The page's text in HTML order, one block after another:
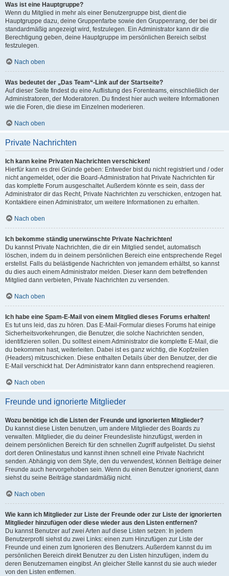
Was ist eine Hauptgruppe?
Wenn du Mitglied in mehr als einer Benutzergruppe bist, dient die
Hauptgruppe dazu, deine Gruppenfarbe sowie den Gruppenrang, der bei dir
standardmäßig angezeigt wird, festzulegen. Ein Administrator kann dir die
Berechtigung geben, deine Hauptgruppe im persönlichen Bereich selbst
festzulegen.
Nach oben
Was bedeutet der „Das Team“-Link auf der Startseite?
Auf dieser Seite findest du eine Auflistung des Forenteams, einschließlich der
Administratoren, der Moderatoren. Du findest hier auch weitere Informationen
wie die Foren, die diese im Einzelnen moderieren.
Nach oben
Private Nachrichten
Ich kann keine Privaten Nachrichten verschicken!
Hierfür kann es drei Gründe geben: Entweder bist du nicht registriert und / oder
nicht angemeldet, oder die Board-Administration hat Private Nachrichten für
das komplette Forum ausgeschaltet. Außerdem könnte es sein, dass der
Administrator dir das Recht, Private Nachrichten zu verschicken, entzogen hat.
Kontaktiere einen Administrator, um weitere Informationen zu erhalten.
Nach oben
Ich bekomme ständig unerwünschte Private Nachrichten!
Du kannst Private Nachrichten, die dir ein Mitglied sendet, automatisch
löschen, indem du in deinem persönlichen Bereich eine entsprechende Regel
erstellst. Falls du belästigende Nachrichten von jemandem erhältst, so kannst
du dies auch einem Administrator melden. Dieser kann dem betreffenden
Mitglied dann verbieten, Private Nachrichten zu versenden.
Nach oben
Ich habe eine Spam-E-Mail von einem Mitglied dieses Forums erhalten!
Es tut uns leid, das zu hören. Das E-Mail-Formular dieses Forums hat einige
Sicherheitsvorkehrungen, die Benutzer, die solche Nachrichten senden,
identifizieren sollen. Du solltest einem Administrator die komplette E-Mail, die
du bekommen hast, weiterleiten. Dabei ist es ganz wichtig, die Kopfzeilen
(Headers) mitzuschicken. Diese enthalten Details über den Benutzer, der die
E-Mail verschickt hat. Der Administrator kann dann entsprechend reagieren.
Nach oben
Freunde und ignorierte Mitglieder
Wozu benötige ich die Listen der Freunde und ignorierten Mitglieder?
Du kannst diese Listen benutzen, um andere Mitglieder des Boards zu
verwalten. Mitglieder, die du deiner Freundesliste hinzufügst, werden in
deinem persönlichen Bereich für den schnellen Zugriff aufgelistet. Du siehst
dort deren Onlinestatus und kannst ihnen schnell eine Private Nachricht
senden. Abhängig von dem Style, den du verwendest, können Beiträge deiner
Freunde auch hervorgehoben sein. Wenn du einen Benutzer ignorierst, dann
siehst du seine Beiträge standardmäßig nicht.
Nach oben
Wie kann ich Mitglieder zur Liste der Freunde oder zur Liste der ignorierten
Mitglieder hinzufügen oder diese wieder aus den Listen entfernen?
Du kannst Benutzer auf zwei Arten auf diese Listen setzen: In jedem
Benutzerprofil siehst du zwei Links: einen zum Hinzufügen zur Liste der
Freunde und einen zum Ignorieren des Benutzers. Außerdem kannst du im
persönlichen Bereich direkt Benutzer zu den Listen hinzufügen, indem du
deren Benutzernamen eingibst. An gleicher Stelle kannst du sie auch wieder
von den Listen entfernen.